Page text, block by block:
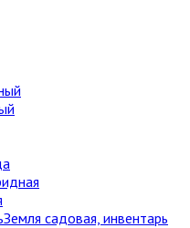
Земля садовая, инвентарь